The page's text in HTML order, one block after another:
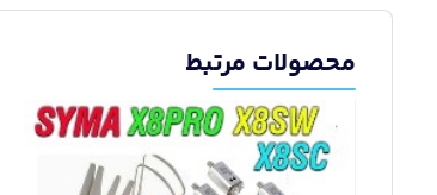
محصولات مرتبط